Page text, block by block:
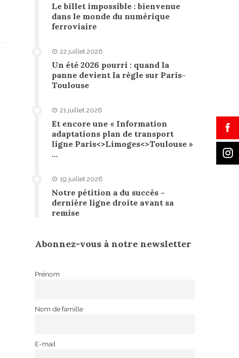
Le billet impossible : bienvenue
dans le monde du numérique
ferroviaire
22 juillet 2026
Un été 2026 pourri : quand la
panne devient la règle sur Paris-
Toulouse
21 juillet 2026
Et encore une « Information
adaptations plan de transport
ligne Paris<>Limoges<>Toulouse »
…
19 juillet 2026
Notre pétition a du succès –
dernière ligne droite avant sa
remise
Abonnez-vous à notre newsletter
Prénom
Nom de famille
E-mail